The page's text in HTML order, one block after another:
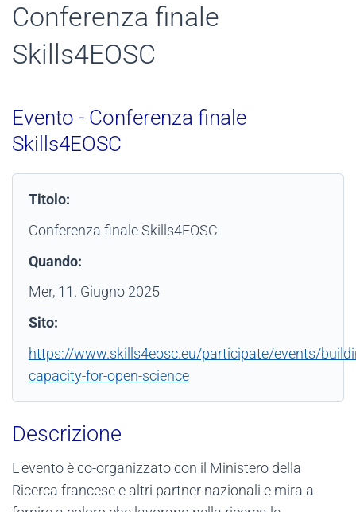
Conferenza finale
Skills4EOSC
Evento - Conferenza finale
Skills4EOSC
Titolo:
Conferenza finale Skills4EOSC
Quando:
Mer, 11. Giugno 2025
Sito:
https://www.skills4eosc.eu/participate/events/
capacity-for-open-science
Descrizione
L'evento è co-organizzato con il Ministero della
Ricerca francese e altri partner nazionali e mira a